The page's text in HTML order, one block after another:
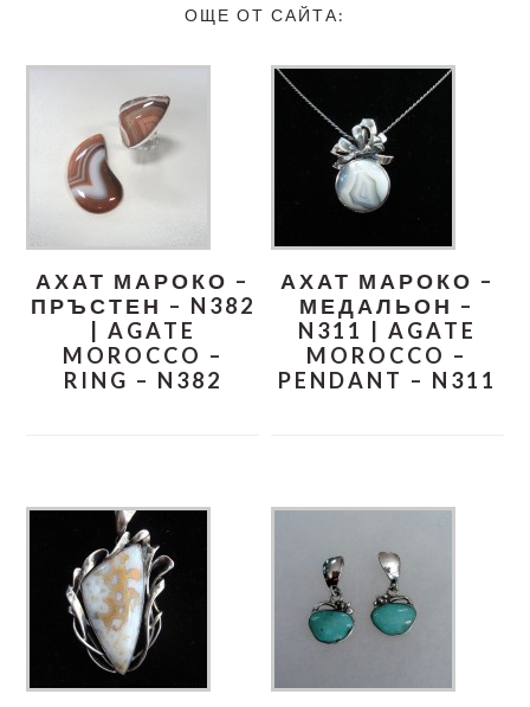
ОЩЕ ОТ САЙТА:
АХАТ МАРОКО –
ПРЪСТЕН – N382
| AGATE
MOROCCO –
RING – N382
АХАТ МАРОКО –
МЕДАЛЬОН –
N311 | AGATE
MOROCCO –
PENDANT – N311